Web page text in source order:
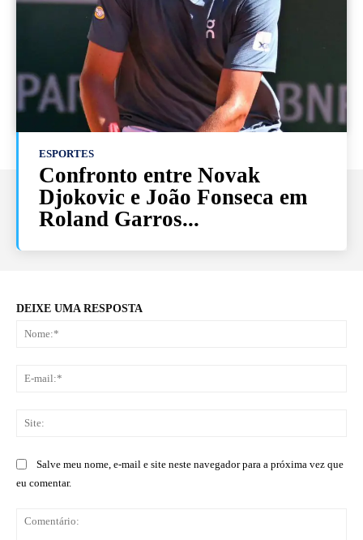
ESPORTES
Confronto entre Novak
Djokovic e João Fonseca em
Roland Garros...
DEIXE UMA RESPOSTA
Salve meu nome, e-mail e site neste navegador para a próxima vez que
eu comentar.